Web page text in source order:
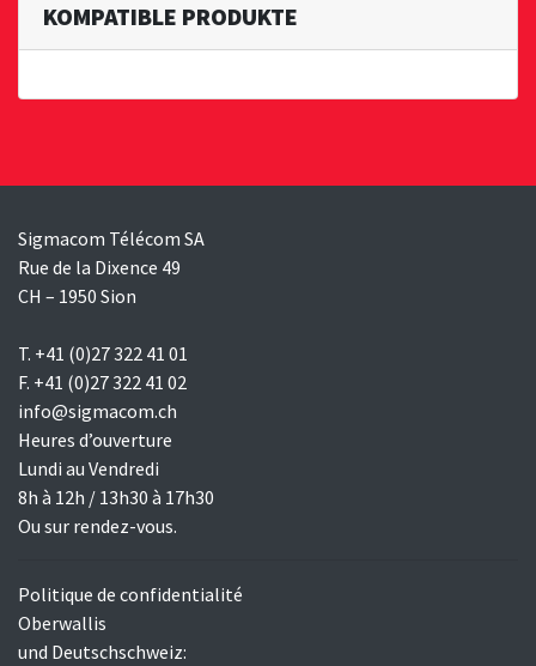
KOMPATIBLE PRODUKTE
Sigmacom Télécom SA
Rue de la Dixence 49
CH – 1950 Sion
T. +41 (0)27 322 41 01
F. +41 (0)27 322 41 02
info@sigmacom.ch
Heures d’ouverture
Lundi au Vendredi
8h à 12h / 13h30 à 17h30
Ou sur rendez-vous.
Politique de confidentialité
Oberwallis
und Deutschschweiz: